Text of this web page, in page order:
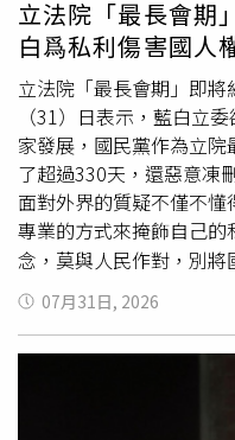
區域：8月7日（五）
縣8月10日（一） 14:00
縣、南投縣、雲林縣、
13:00至14:00：金門縣
14:00：花蓮縣、台東縣
蘭縣、基隆市、台北市、
立法院「最長會
白爲私利傷害國人
立法院「最長會期」即
（31）日表示，藍白立
家發展，國民黨作為立
了超過330天，還惡意凍
面對外界的質疑不僅不
專業的方式來掩飾自己
念，莫與人民作對，別
腳石。李坤城指出，國
己提案強推《電子競技
長李洋理性、堅定地指
羞成怒，甚至推翻議事
在向「國會流氓」傅崐
的翁曉玲看齊？他強調
07月31日, 2026